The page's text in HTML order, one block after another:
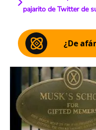
pajarito de Twitter de
¿De